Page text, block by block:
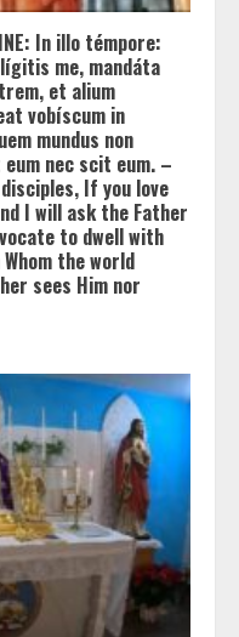
In illo témpore:
me, mandáta
et alium
vobíscum in
mundus non
nec scit eum. –
If you love
I will ask the Father
to dwell with
the world
sees Him nor